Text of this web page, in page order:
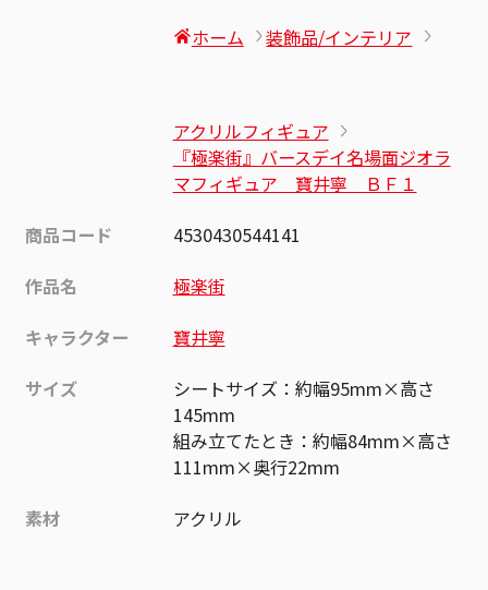
ホーム 装飾品/インテリア
アクリルフィギュア
『極楽街』バースデイ名場面ジオラ
マフィギュア 寶井寧 ＢＦ１
商品コード
4530430544141
作品名
極楽街
キャラクター
寶井寧
サイズ
シートサイズ：約幅95mm×高さ
145mm
組み立てたとき：約幅84mm×高さ
111mm×奥行22mm
素材
アクリル